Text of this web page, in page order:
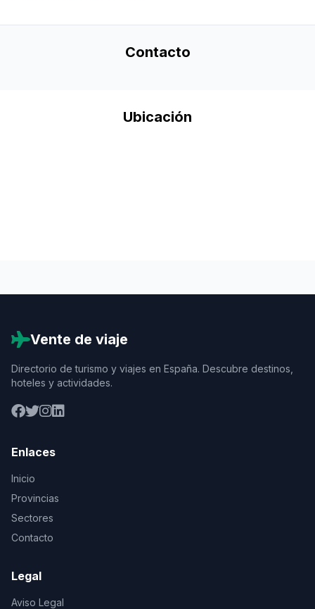
Contacto
Ubicación
Vente de viaje
Directorio de turismo y viajes en España. Descubre destinos,
hoteles y actividades.
Enlaces
Inicio
Provincias
Sectores
Contacto
Legal
Aviso Legal